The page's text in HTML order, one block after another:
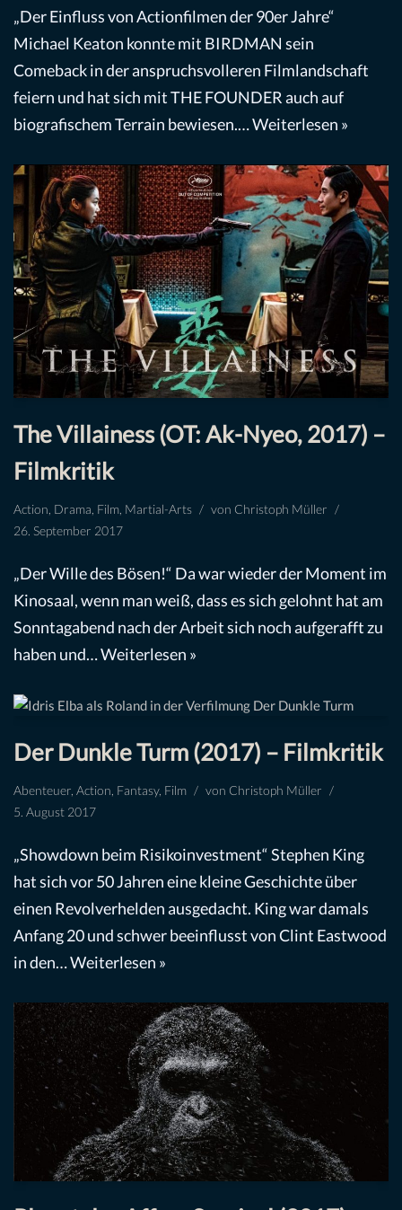
„Der Einfluss von Actionfilmen der 90er Jahre“
Michael Keaton konnte mit BIRDMAN sein
Comeback in der anspruchsvolleren Filmlandschaft
feiern und hat sich mit THE FOUNDER auch auf
biografischem Terrain bewiesen.…Weiterlesen »
The Villainess (OT: Ak-Nyeo, 2017) –
Filmkritik
Action, Drama, Film, Martial-Arts von Christoph Müller
26. September 2017
„Der Wille des Bösen!“ Da war wieder der Moment im
Kinosaal, wenn man weiß, dass es sich gelohnt hat am
Sonntagabend nach der Arbeit sich noch aufgerafft zu
haben und…Weiterlesen »
Der Dunkle Turm (2017) – Filmkritik
Abenteuer, Action, Fantasy, Film von Christoph Müller
5. August 2017
„Showdown beim Risikoinvestment“ Stephen King
hat sich vor 50 Jahren eine kleine Geschichte über
einen Revolverhelden ausgedacht. King war damals
Anfang 20 und schwer beeinflusst von Clint Eastwood
in den…Weiterlesen »